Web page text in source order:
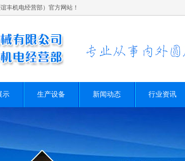
丰机电经营部）官方网站！
示 生产设备 新闻动态 行业资讯